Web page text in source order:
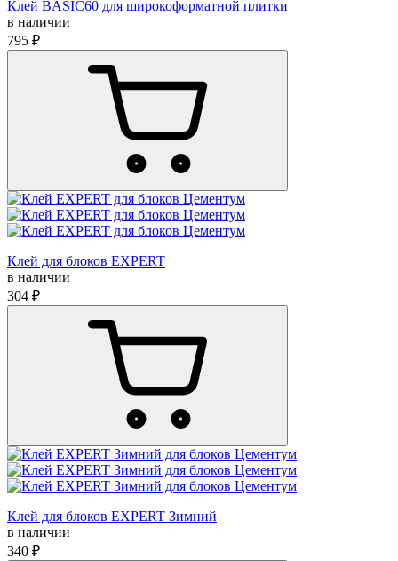
Клей BASIC60 для широкоформатной плитки
в наличии
795 ₽
Клей для блоков EXPERT
в наличии
304 ₽
Клей для блоков EXPERT Зимний
в наличии
340 ₽